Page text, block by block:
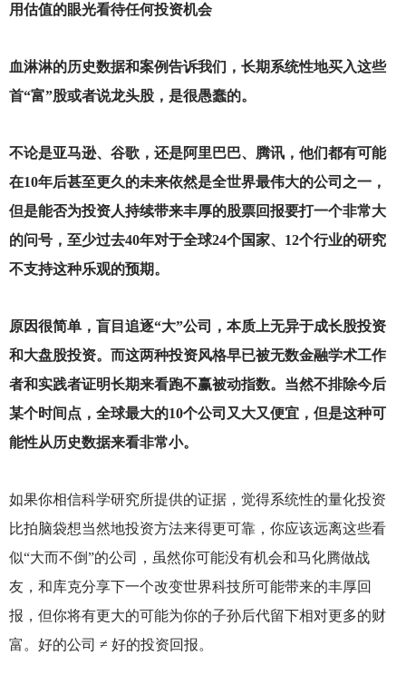
用估值的眼光看待任何投资机会
血淋淋的历史数据和案例告诉我们，长期系统性地买入这些
首“富”股或者说龙头股，是很愚蠢的。
不论是亚马逊、谷歌，还是阿里巴巴、腾讯，他们都有可能
在10年后甚至更久的未来依然是全世界最伟大的公司之一，
但是能否为投资人持续带来丰厚的股票回报要打一个非常大
的问号，至少过去40年对于全球24个国家、12个行业的研究
不支持这种乐观的预期。
原因很简单，盲目追逐“大”公司，本质上无异于成长股投资
和大盘股投资。而这两种投资风格早已被无数金融学术工作
者和实践者证明长期来看跑不赢被动指数。当然不排除今后
某个时间点，全球最大的10个公司又大又便宜，但是这种可
能性从历史数据来看非常小。
如果你相信科学研究所提供的证据，觉得系统性的量化投资
比拍脑袋想当然地投资方法来得更可靠，你应该远离这些看
似“大而不倒”的公司，虽然你可能没有机会和马化腾做战
友，和库克分享下一个改变世界科技所可能带来的丰厚回
报，但你将有更大的可能为你的子孙后代留下相对更多的财
富。好的公司 ≠ 好的投资回报。